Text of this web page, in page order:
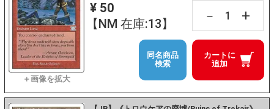
¥ 50
【NM 在庫:13】
－ +
カートに
追加
同名商品
検索